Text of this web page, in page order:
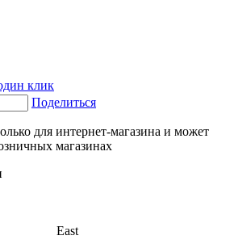
клик
Поделиться
для интернет-магазина и может
магазинах
East